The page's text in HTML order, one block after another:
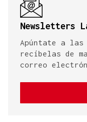
Newsletters
Apúntate a las
recíbelas de
correo